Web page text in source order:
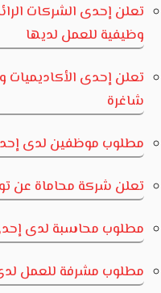
تعلن إحدى الشركات
وظيفية للعمل لديها
تعلن إحدى الأكاديميات
شاغرة
مطلوب موظفين لدى
تعلن شركة محاماة عن
مطلوب محاسبة لدى
مطلوب مشرفة للعمل